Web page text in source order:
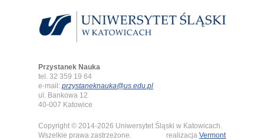
Przystanek Nauka
tel. 32 359 19 64
e-mail: przystaneknauka@us.edu.pl
ul. Bankowa 12
40-007 Katowice
Copyright © 2014-2026 Uniwersytet Śląski w Katowicach.
Wszelkie prawa zastrzeżone.
realizacja Vermont